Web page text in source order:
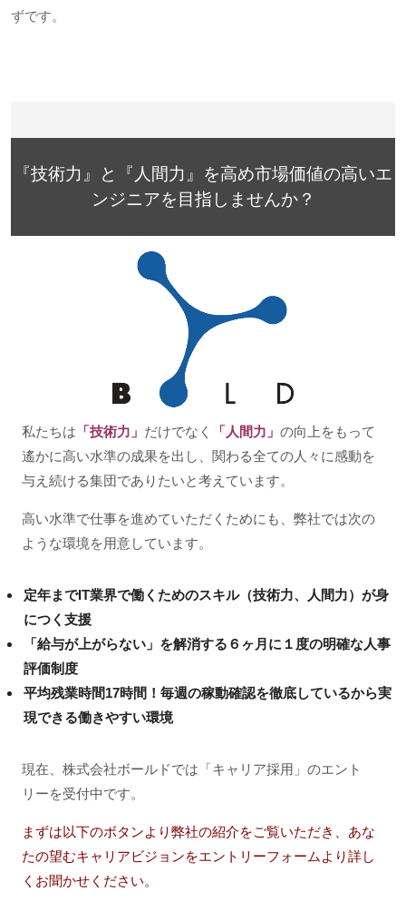
ずです。
『技術力』と『人間力』を高め市場価値の高いエ
ンジニアを目指しませんか？
私たちは 「技術力」 だけでなく 「人間力」 の向上をもって
遙かに高い水準の成果を出し、関わる全ての人々に感動を
与え続ける集団でありたいと考えています。
高い水準で仕事を進めていただくためにも、弊社では次の
ような環境を用意しています。
定年までIT業界で働くためのスキル（技術力、人間力）が身
につく支援
「給与が上がらない」を解消する６ヶ月に１度の明確な人事
評価制度
平均残業時間17時間！毎週の稼動確認を徹底しているから実
現できる働きやすい環境
現在、株式会社ボールドでは「キャリア採用」のエント
リーを受付中です。
まずは以下のボタンより弊社の紹介をご覧いただき、あな
たの望むキャリアビジョンをエントリーフォームより詳し
くお聞かせください。